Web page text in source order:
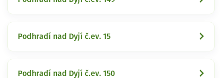
Podhradí nad Dyjí č.ev. 15
Podhradí nad Dyjí č.ev. 150